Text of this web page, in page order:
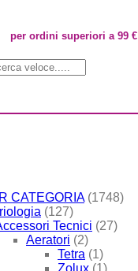
per ordini superiori a 99 €
CATEGORIA (1748)
(127)
Tecnici (27)
Aeratori (2)
Tetra (1)
Zolux (1)